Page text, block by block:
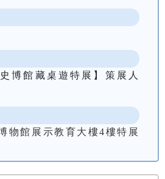
博館藏桌遊特展】策展人
物館展示教育大樓4樓特展